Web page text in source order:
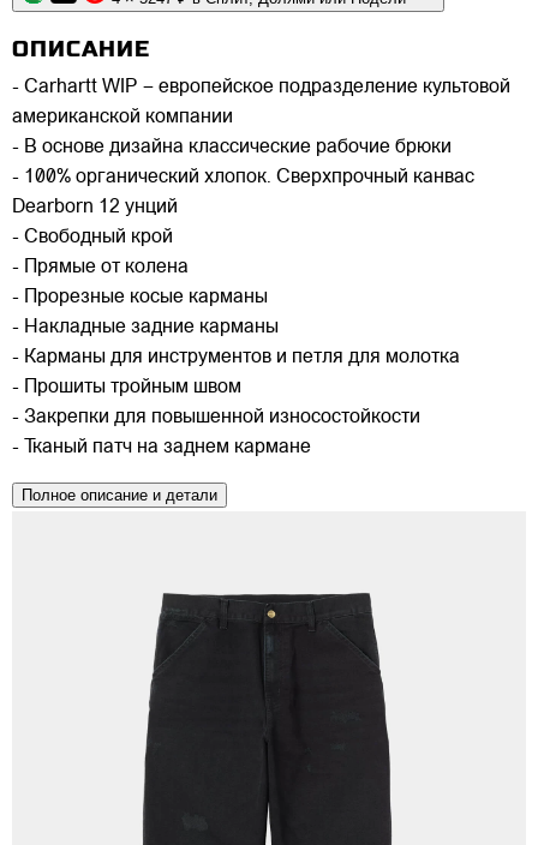
ОПИСАНИЕ
- Carhartt WIP – европейское подразделение культовой
американской компании
- В основе дизайна классические рабочие брюки
- 100% органический хлопок. Сверхпрочный канвас
Dearborn 12 унций
- Свободный крой
- Прямые от колена
- Прорезные косые карманы
- Накладные задние карманы
- Карманы для инструментов и петля для молотка
- Прошиты тройным швом
- Закрепки для повышенной износостойкости
- Тканый патч на заднем кармане
Полное описание и детали